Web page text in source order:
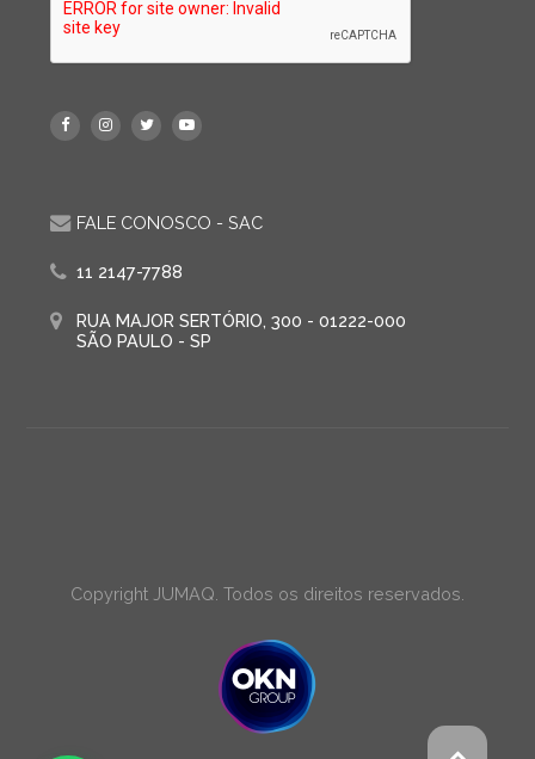
FALE CONOSCO - SAC
11 2147-7788
RUA MAJOR SERTÓRIO, 300 - 01222-000
SÃO PAULO - SP
Copyright JUMAQ. Todos os direitos reservados.